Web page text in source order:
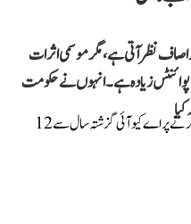
صاف نظر آتی ہے، مگر موسمی اثرات
الگ کرنے پر اے کیو آئی گزشتہ سال سے 12 پوائنٹس زیادہ ہے۔ انہوں نے حکومت